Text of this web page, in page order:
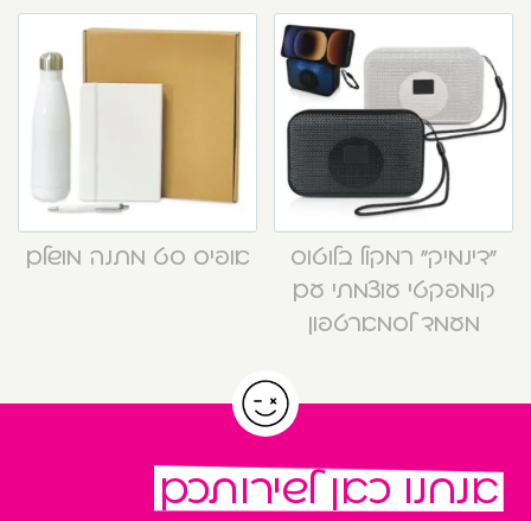
“דינמיק” רמקול בלוטוס
קומפקטי עוצמתי עם
מעמד לסמארטפון
אופיס סט מתנה מושלם
אנחנו כאן לשירותכם